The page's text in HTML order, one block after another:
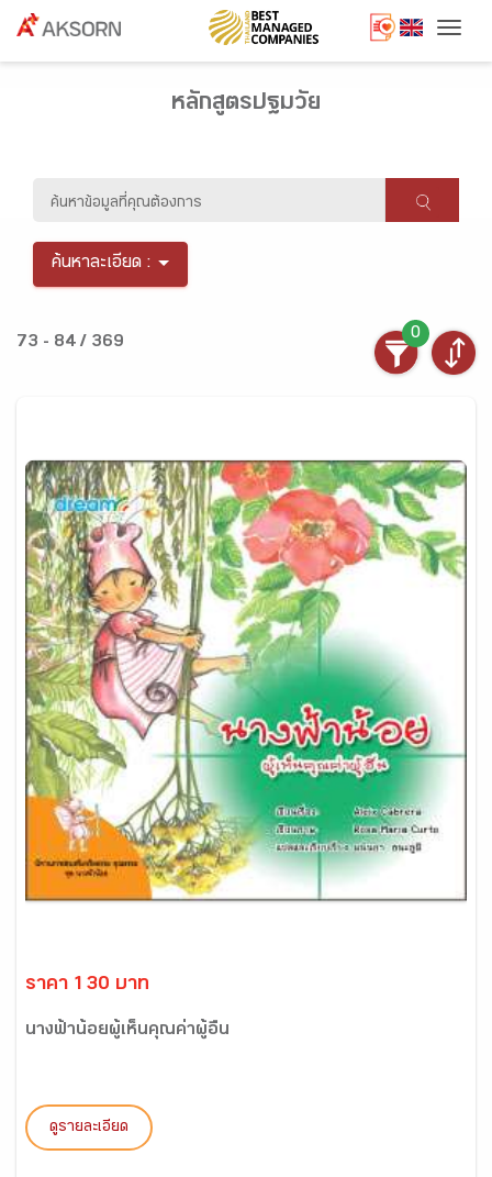
หลักสูตรปฐมวัย
ค้นหาละเอียด :
73 - 84 / 369
0
ราคา 130 บาท
นางฟ้าน้อยผู้เห็นคุณค่าผู้อื่น
ดูรายละเอียด